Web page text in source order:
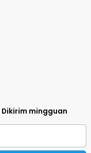
Dikirim mingguan